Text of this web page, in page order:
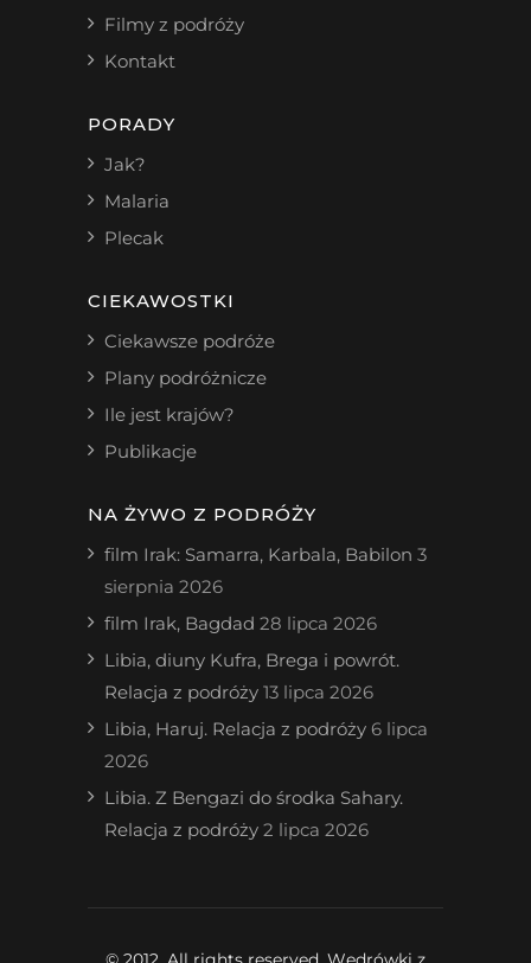
Filmy z podróży
Kontakt
PORADY
Jak?
Malaria
Plecak
CIEKAWOSTKI
Ciekawsze podróże
Plany podróżnicze
Ile jest krajów?
Publikacje
NA ŻYWO Z PODRÓŻY
film Irak: Samarra, Karbala, Babilon 3
sierpnia 2026
film Irak, Bagdad 28 lipca 2026
Libia, diuny Kufra, Brega i powrót.
Relacja z podróży 13 lipca 2026
Libia, Haruj. Relacja z podróży 6 lipca
2026
Libia. Z Bengazi do środka Sahary.
Relacja z podróży 2 lipca 2026